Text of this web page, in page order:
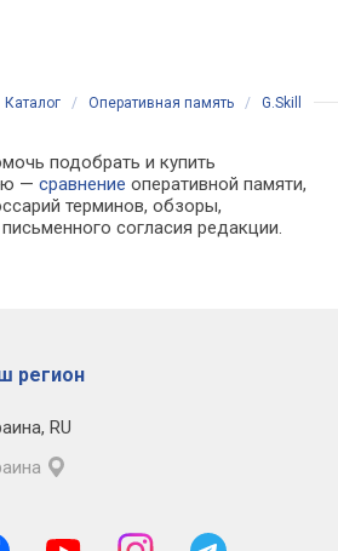
Каталог / Оперативная память / G.Skill
подобрать и купить
—сравнение оперативной памяти,
терминов, обзоры,
согласия редакции.
регион
, RU